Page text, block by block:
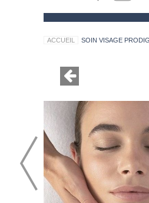
GUIDE CADEAUX
ACCUEIL SOIN VISAGE